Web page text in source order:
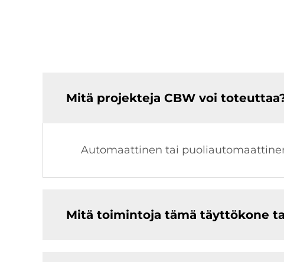
Mitä projekteja CBW voi
Automaattinen tai
Mitä toimintoja tämä täyttökone